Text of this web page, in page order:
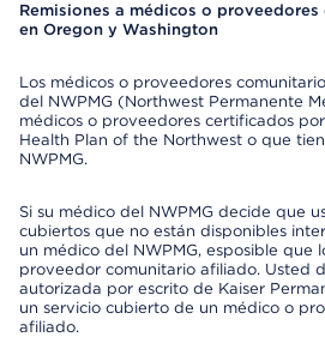
Remisiones a médicos o
en Oregon y Washington
Los médicos o proveedores
del NWPMG (Northwest Permanente
médicos o proveedores certificados
Health Plan of the Northwest o que
NWPMG.
Si su médico del NWPMG decide que
cubiertos que no están disponibles
un médico del NWPMG, esposible que
proveedor comunitario afiliado. Usted
autorizada por escrito de Kaiser
un servicio cubierto de un médico o
afiliado.